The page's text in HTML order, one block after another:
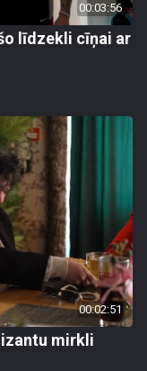
00:03:56
līdzekli cīņai ar
00:02:51
mirkli